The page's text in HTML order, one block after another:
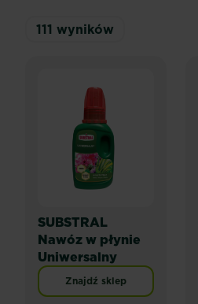
111 wyników
SUBSTRAL
Nawóz w płynie
Uniwersalny
Znajdź sklep